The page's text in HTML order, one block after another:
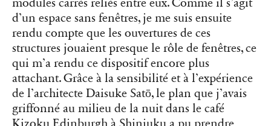
modules carrés reliés entre eux. Comme il s’agit
d’un espace sans fenêtres, je me suis ensuite
rendu compte que les ouvertures de ces
structures jouaient presque le rôle de fenêtres, ce
qui m’a rendu ce dispositif encore plus
attachant. Grâce à la sensibilité et à l’expérience
de l’architecte Daisuke Satō, le plan que j’avais
griffonné au milieu de la nuit dans le café